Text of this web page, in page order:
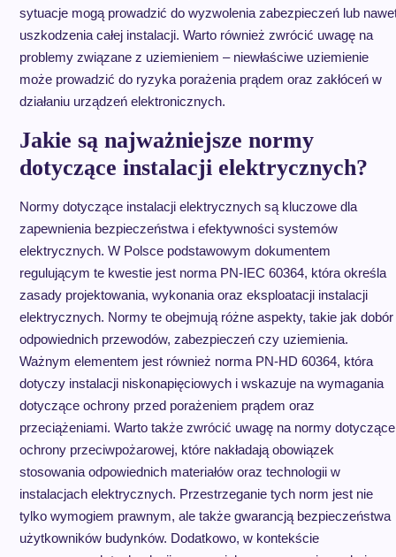
sytuacje mogą prowadzić do wyzwolenia zabezpieczeń lub
uszkodzenia całej instalacji. Warto również zwrócić uwagę na
problemy związane z uziemieniem – niewłaściwe uziemienie
może prowadzić do ryzyka porażenia prądem oraz zakłóceń w
działaniu urządzeń elektronicznych.
Jakie są najważniejsze normy
dotyczące instalacji elektrycznych?
Normy dotyczące instalacji elektrycznych są kluczowe dla
zapewnienia bezpieczeństwa i efektywności systemów
elektrycznych. W Polsce podstawowym dokumentem
regulującym te kwestie jest norma PN-IEC 60364, która określa
zasady projektowania, wykonania oraz eksploatacji instalacji
elektrycznych. Normy te obejmują różne aspekty, takie jak dobór
odpowiednich przewodów, zabezpieczeń czy uziemienia.
Ważnym elementem jest również norma PN-HD 60364, która
dotyczy instalacji niskonapięciowych i wskazuje na wymagania
dotyczące ochrony przed porażeniem prądem oraz
przeciążeniami. Warto także zwrócić uwagę na normy dotyczące
ochrony przeciwpożarowej, które nakładają obowiązek
stosowania odpowiednich materiałów oraz technologii w
instalacjach elektrycznych. Przestrzeganie tych norm jest nie
tylko wymogiem prawnym, ale także gwarancją bezpieczeństwa
użytkowników budynków. Dodatkowo, w kontekście